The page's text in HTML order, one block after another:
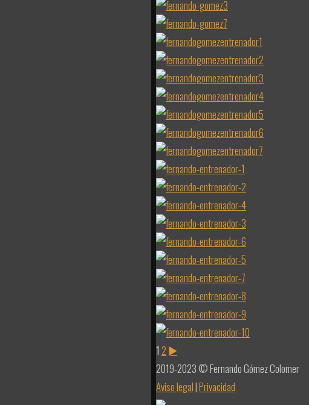
1 2 ►
2019-2023 © Fernando Gómez Colomer
Aviso legal|Privacidad